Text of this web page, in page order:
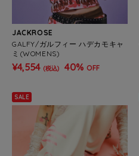
JACKROSE
GALFY/ガルフィー ハデカモキャ
ミ(WOMENS)
¥4,554 (税込) 40% OFF
SALE